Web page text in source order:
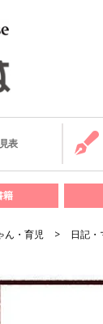
表
籍
ん・育児 日記・